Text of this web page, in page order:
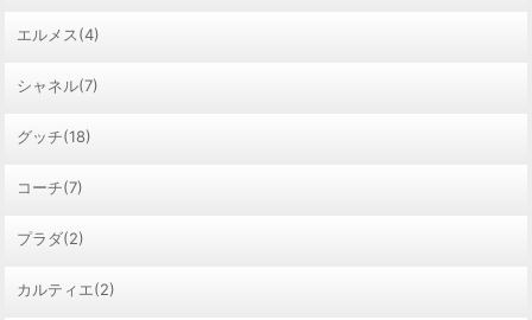
エルメス(4)
シャネル(7)
グッチ(18)
コーチ(7)
プラダ(2)
カルティエ(2)